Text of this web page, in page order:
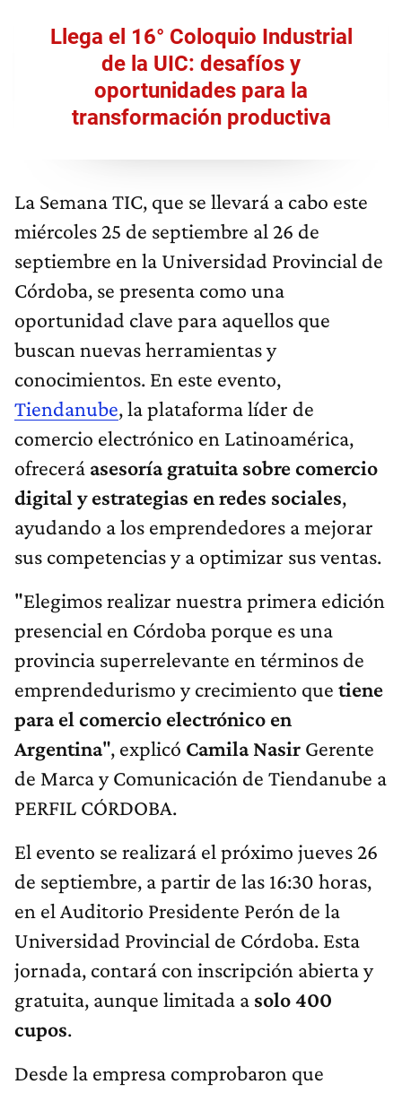
Llega el 16° Coloquio Industrial
de la UIC: desafíos y
oportunidades para la
transformación productiva
La Semana TIC, que se llevará a cabo este
miércoles 25 de septiembre al 26 de
septiembre en la Universidad Provincial de
Córdoba, se presenta como una
oportunidad clave para aquellos que
buscan nuevas herramientas y
conocimientos. En este evento,
Tiendanube, la plataforma líder de
comercio electrónico en Latinoamérica,
ofrecerá asesoría gratuita sobre comercio
digital y estrategias en redes sociales,
ayudando a los emprendedores a mejorar
sus competencias y a optimizar sus ventas.
"Elegimos realizar nuestra primera edición
presencial en Córdoba porque es una
provincia superrelevante en términos de
emprendedurismo y crecimiento que tiene
para el comercio electrónico en
Argentina", explicó Camila Nasir Gerente
de Marca y Comunicación de Tiendanube a
PERFIL CÓRDOBA.
El evento se realizará el próximo jueves 26
de septiembre, a partir de las 16:30 horas,
en el Auditorio Presidente Perón de la
Universidad Provincial de Córdoba. Esta
jornada, contará con inscripción abierta y
gratuita, aunque limitada a solo 400
cupos.
Desde la empresa comprobaron que